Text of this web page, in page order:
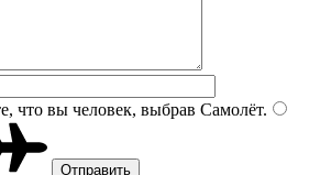
что вы человек, выбрав Самолёт.